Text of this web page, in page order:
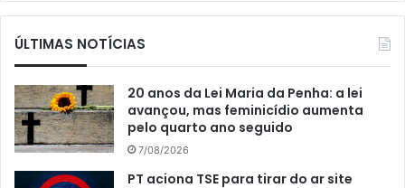
ÚLTIMAS NOTÍCIAS
20 anos da Lei Maria da Penha: a lei
avançou, mas feminicídio aumenta
pelo quarto ano seguido
7/08/2026
PT aciona TSE para tirar do ar site